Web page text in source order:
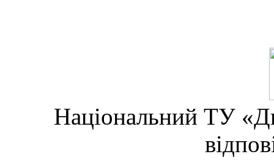
Національний ТУ